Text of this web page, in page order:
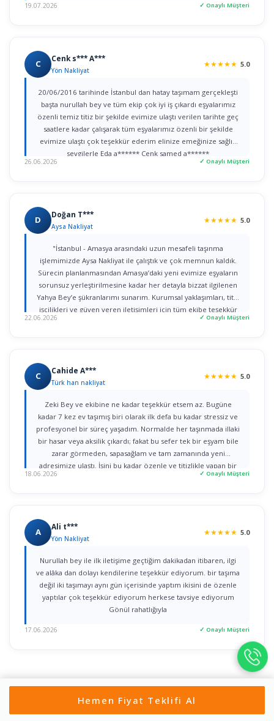
19.07.2026 ✓ Onaylı Müşteri
C Cenk s*** A***
Yön Nakliyat
★★★★★ 5.0
20/06/2016 tarihinde İstanbul dan hatay taşımam gerçekleşti
başta nurullah bey ve tüm ekip çok iyi iş çıkardı eşyalarımız
özenli temiz titiz bir şekilde evimize ulaştı verilen tarihte geç
saatlere kadar çalışarak tüm eşyalarımız özenli bir şekilde
evimize ulaştı çok teşekkür ederim elinize emeğinize sağlık
sevgilerle Eda a****** Cenk samed a******
26.06.2026 ✓ Onaylı Müşteri
D Doğan T***
Aysa Nakliyat
★★★★★ 5.0
"İstanbul - Amasya arasındaki uzun mesafeli taşınma
işlemimizde Aysa Nakliyat ile çalıştık ve çok memnun kaldık.
Sürecin planlanmasından Amasya’daki yeni evimize eşyaların
sorunsuz yerleştirilmesine kadar her detayla bizzat ilgilenen
Yahya Bey’e şükranlarımı sunarım. Kurumsal yaklaşımları, titiz
işçilikleri ve güven veren iletişimleri için tüm ekibe teşekkür
22.06.2026 ✓ Onaylı Müşteri
C Cahide A***
Türk han nakliyat
★★★★★ 5.0
Zeki Bey ve ekibine ne kadar teşekkür etsem az. Bugüne
kadar 7 kez ev taşımış biri olarak ilk defa bu kadar stressiz ve
profesyonel bir süreç yaşadım. Normalde her taşınmada illaki
bir hasar veya aksilik çıkardı; fakat bu sefer tek bir eşyam bile
zarar görmeden, sapasağlam ve tam zamanında yeni
adresimize ulaştı. İşini bu kadar özenle ve titizlikle yapan bir
firmaya rastlamak gerçekten büyük şans. Herkese gönül
18.06.2026 ✓ Onaylı Müşteri
A Ali t***
Yön Nakliyat
★★★★★ 5.0
Nurullah bey ile ilk iletişime geçtiğim dakikadan itibaren, ilgi
ve alâka dan dolayı kendilerine teşekkür ediyorum. bir taşıma
değil iki taşımayı aynı gün içerisinde yaptım ikisini de özenle
yaptılar çok teşekkür ediyorum herkese tavsiye ediyorum
Gönül rahatlığıyla
17.06.2026 ✓ Onaylı Müşteri
Hemen Fiyat Teklifi Al